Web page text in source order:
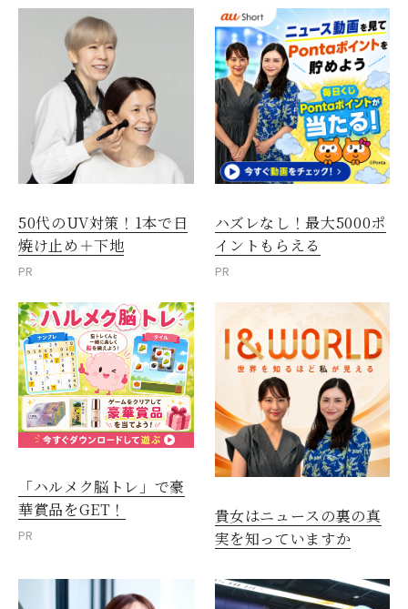
50代のUV対策！1本で日
焼け止め＋下地
PR
ハズレなし！最大5000ポ
イントもらえる
PR
「ハルメク脳トレ」で豪
華賞品をGET！
PR
貴女はニュースの裏の真
実を知っていますか